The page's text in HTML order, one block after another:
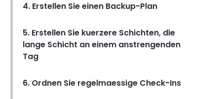
Michelle Jaco Oct 12, 2020
Effektive Verwaltung von
Schichtarbeitskraeften
4. Erstellen Sie einen Backup-Plan
5. Erstellen Sie kuerzere Schichten, die
lange Schicht an einem anstrengenden
Tag
6. Ordnen Sie regelmaessige Check-Ins